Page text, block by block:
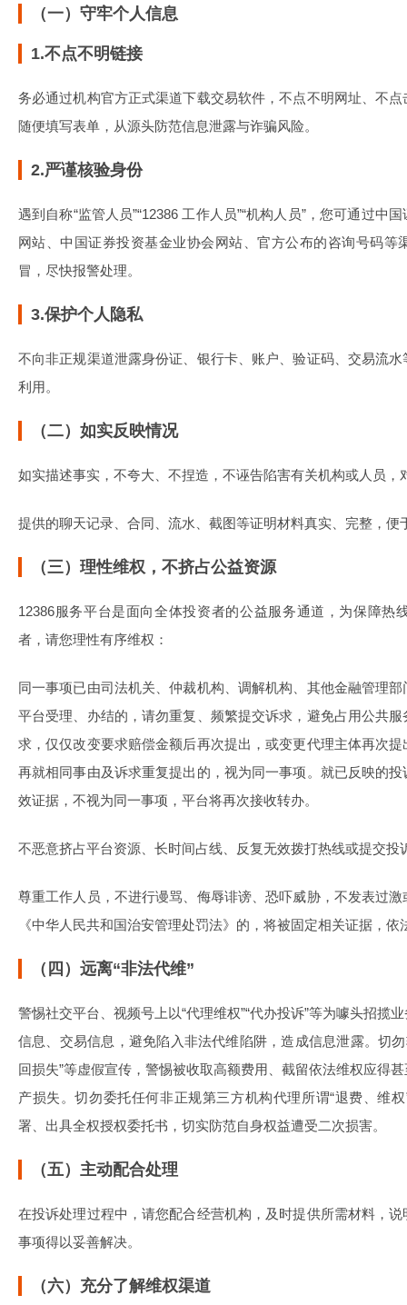
（一）守牢个人信息
1.不点不明链接
务必通过机构官方正式渠道下载交易软件，不点不明网址、不
随便填写表单，从源头防范信息泄露与诈骗风险。
2.严谨核验身份
遇到自称“监管人员”“12386 工作人员”“机构人员”，您可通过中
网站、中国证券投资基金业协会网站、官方公布的咨询号码等
冒，尽快报警处理。
3.保护个人隐私
不向非正规渠道泄露身份证、银行卡、账户、验证码、交易流
利用。
（二）如实反映情况
如实描述事实，不夸大、不捏造，不诬告陷害有关机构或人员，
提供的聊天记录、合同、流水、截图等证明材料真实、完整，便
（三）理性维权，不挤占公益资源
12386服务平台是面向全体投资者的公益服务通道，为保障热
者，请您理性有序维权：
同一事项已由司法机关、仲裁机构、调解机构、其他金融管理
平台受理、办结的，请勿重复、频繁提交诉求，避免占用公共
求，仅仅改变要求赔偿金额后再次提出，或变更代理主体再次
再就相同事由及诉求重复提出的，视为同一事项。就已反映的
效证据，不视为同一事项，平台将再次接收转办。
不恶意挤占平台资源、长时间占线、反复无效拨打热线或提交投
尊重工作人员，不进行谩骂、侮辱诽谤、恐吓威胁，不发表过
《中华人民共和国治安管理处罚法》的，将被固定相关证据，
（四）远离“非法代维”
警惕社交平台、视频号上以“代理维权”“代办投诉”等为噱头招揽
信息、交易信息，避免陷入非法代维陷阱，造成信息泄露。切勿
回损失”等虚假宣传，警惕被收取高额费用、截留依法维权应得
产损失。切勿委托任何非正规第三方机构代理所谓“退费、维
署、出具全权授权委托书，切实防范自身权益遭受二次损害。
（五）主动配合处理
在投诉处理过程中，请您配合经营机构，及时提供所需材料，
事项得以妥善解决。
（六）充分了解维权渠道